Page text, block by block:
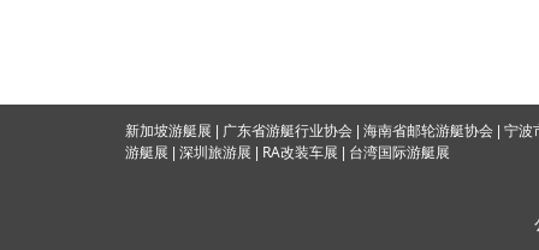
新加坡游艇展 广东省游艇行业协会 海南省邮轮游艇协会
宁波
游艇展
深圳旅游展 RA改装车展 台湾国际游艇展